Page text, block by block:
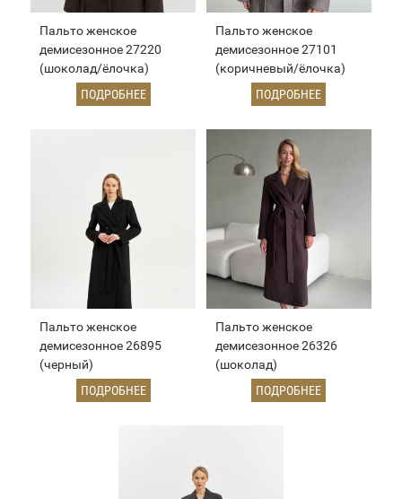
Пальто женское
демисезонное 27220
(шоколад/ёлочка)
ПОДРОБНЕЕ
Пальто женское
демисезонное 27101
(коричневый/ёлочка)
ПОДРОБНЕЕ
Пальто женское
демисезонное 26895
(черный)
ПОДРОБНЕЕ
Пальто женское
демисезонное 26326
(шоколад)
ПОДРОБНЕЕ